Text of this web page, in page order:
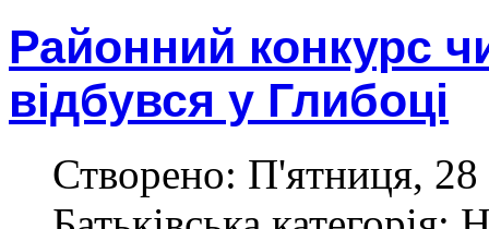
Районний конкурс
відбувся у Глибоці
Створено: П'ятниця,